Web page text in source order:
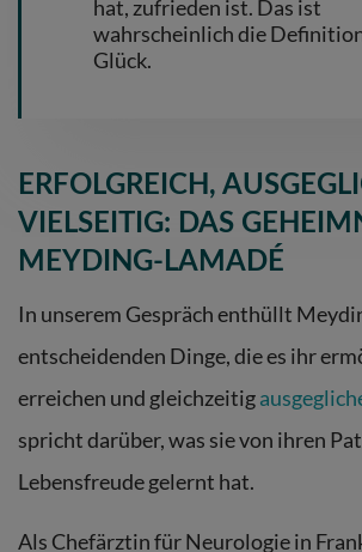
hat, zufrieden ist. Das ist
wahrscheinlich die
Glück.
ERFOLGREICH,
VIELSEITIG: DAS
MEYDING-LAMADÉ
In unserem Gespräch enthüllt
entscheidenden Dinge, die es ihr
erreichen und gleichzeitig
spricht darüber, was sie von ihren
Lebensfreude gelernt hat.
Als Chefärztin für Neurologie in